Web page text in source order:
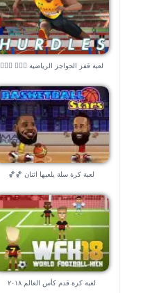
لعبة قفز الحواجز الرياضية 🏃🏻‍♂️ 🏃🏻‍♂️
لعبة كرة سلة يلعبها اثنان 🏀🏀
لعبة كرة قدم كأس العالم ٢٠١٨